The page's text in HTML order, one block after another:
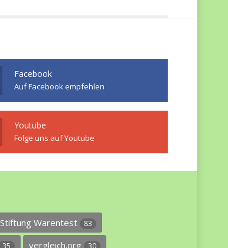
Facebook
Auf Facebook empfehlen
Youtube
Folge uns auf Youtube
Stiftung Warentest 83
35 vergleich.org 30